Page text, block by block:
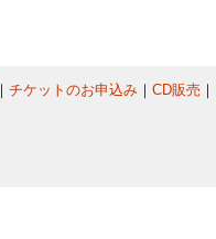
｜ チケットのお申込み ｜ CD販売 ｜